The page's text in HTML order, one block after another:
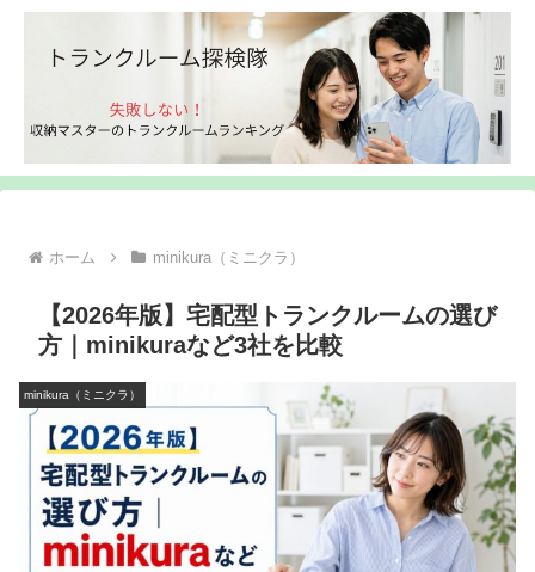
ホーム minikura（ミニクラ）
【2026年版】宅配型トランクルームの選び
方｜minikuraなど3社を比較
minikura（ミニクラ）